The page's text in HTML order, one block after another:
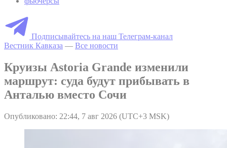
Подписывайтесь на наш Телеграм-канал
Вестник Кавказа — Все новости
Круизы Astoria Grande изменили
маршрут: суда будут прибывать в
Анталью вместо Сочи
Опубликовано: 22:44, 7 авг 2026 (UTC+3 MSK)